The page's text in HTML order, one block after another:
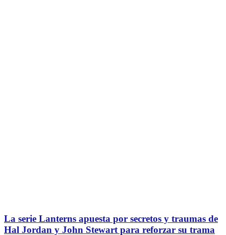
La serie Lanterns apuesta por secretos y traumas de
Hal Jordan y John Stewart para reforzar su trama